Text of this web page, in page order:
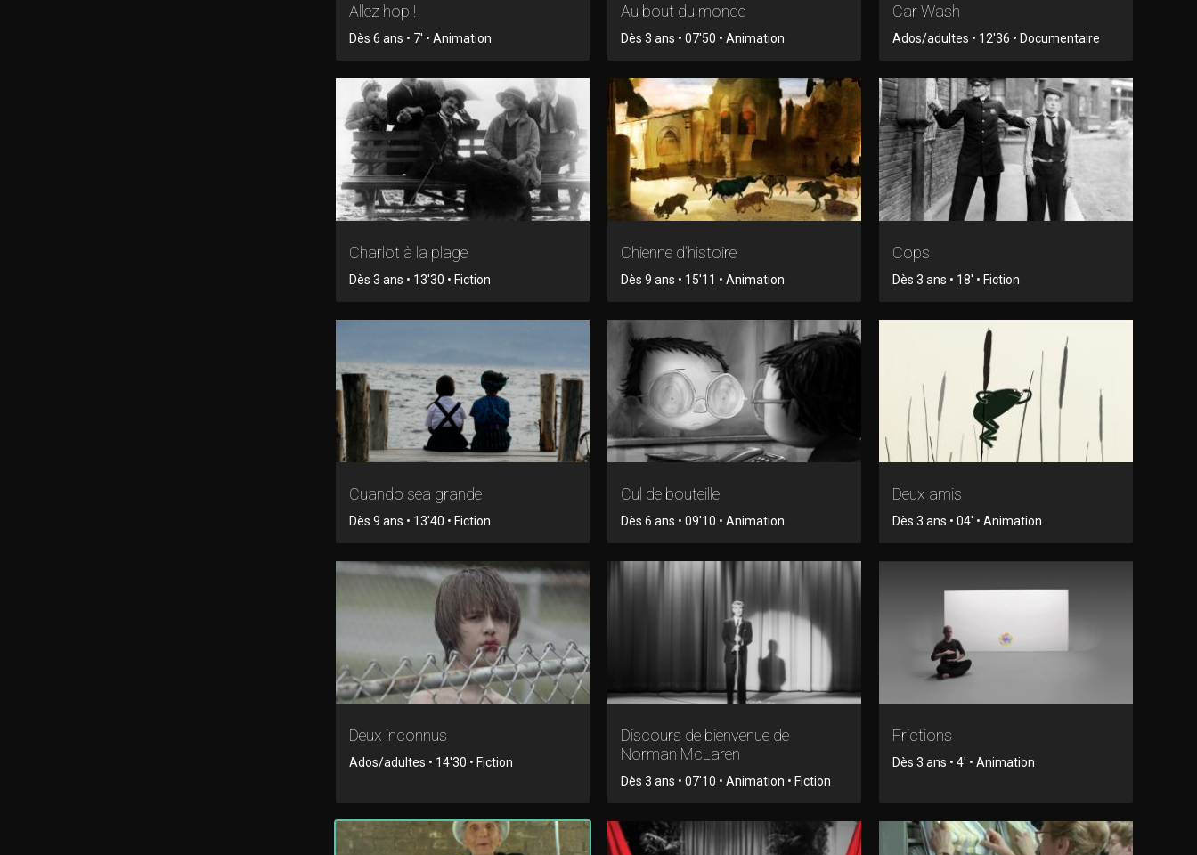
Allez hop !
Dès 6 ans • 7' • Animation
Au bout du monde
Dès 3 ans • 07'50 • Animation
Car Wash
Ados/adultes • 12'36 • Documentaire
Charlot à la plage
Dès 3 ans • 13'30 • Fiction
Chienne d'histoire
Dès 9 ans • 15'11 • Animation
Cops
Dès 3 ans • 18' • Fiction
Cuando sea grande
Dès 9 ans • 13'40 • Fiction
Cul de bouteille
Dès 6 ans • 09'10 • Animation
Deux amis
Dès 3 ans • 04' • Animation
Deux inconnus
Ados/adultes • 14'30 • Fiction
Discours de bienvenue de
Norman McLaren
Dès 3 ans • 07'10 • Animation • Fiction
Frictions
Dès 3 ans • 4' • Animation